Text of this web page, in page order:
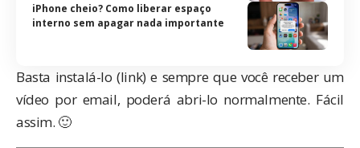
iPhone cheio? Como liberar espaço
interno sem apagar nada importante
Basta instalá-lo (link) e sempre que você receber um
vídeo por email, poderá abri-lo normalmente. Fácil
assim. 🙂